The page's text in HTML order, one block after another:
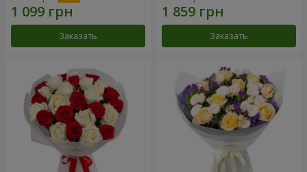
Заказать Заказать